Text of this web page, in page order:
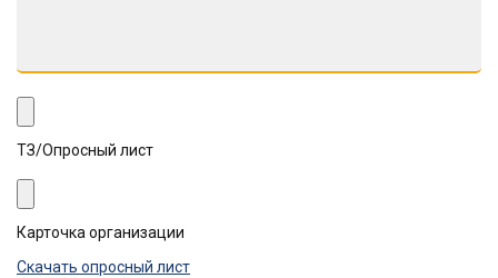
ТЗ/Опросный лист
Карточка организации
Скачать опросный лист